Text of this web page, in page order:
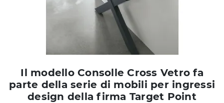
Il modello Consolle Cross Vetro fa
parte della serie di mobili per ingressi
design della firma Target Point